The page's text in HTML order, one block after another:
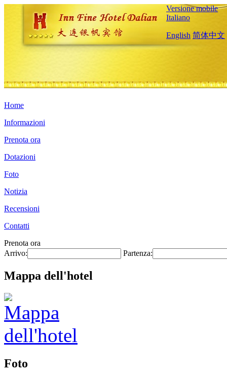
Versione mobile
Italiano
English 简体中文
Home
Informazioni
Prenota ora
Dotazioni
Foto
Notizia
Recensioni
Contatti
Prenota ora
Arrivo:
Partenza:
Mappa dell'hotel
Foto